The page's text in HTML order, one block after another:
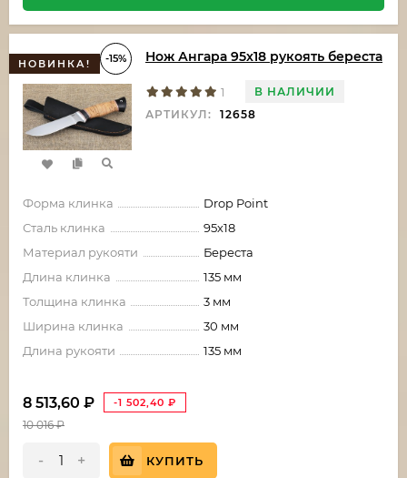
НОВИНКА! -15% Нож Ангара 95х18 рукоять береста
1
В НАЛИЧИИ
АРТИКУЛ:
12658
Форма клинка
Drop Point
Сталь клинка
95х18
Материал рукояти
Береста
Длина клинка
135 мм
Толщина клинка
3 мм
Ширина клинка
30 мм
Длина рукояти
135 мм
8 513,60 ₽ -1 502,40 ₽
10 016₽
- + КУПИТЬ